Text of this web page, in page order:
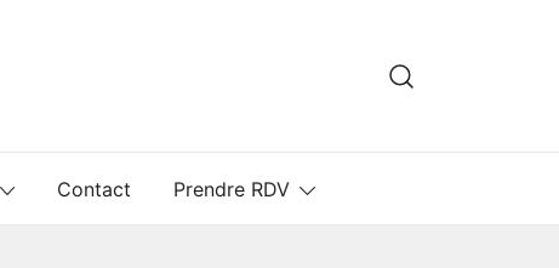
Contact Prendre RDV